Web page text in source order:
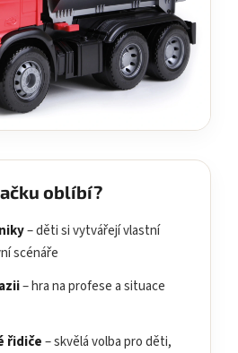
oblíbí?
– děti si vytvářejí vlastní
scénáře
– hra na profese a situace
řidiče– skvělá volba pro děti,